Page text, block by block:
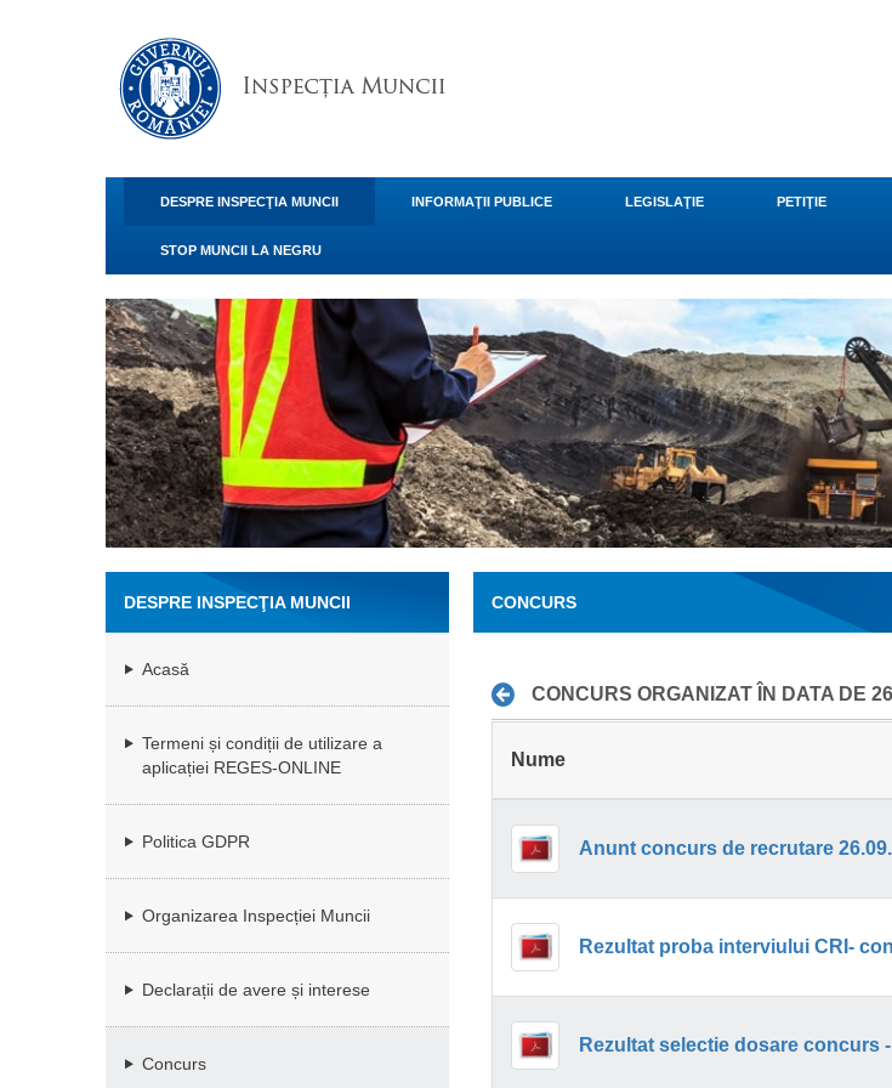
DESPRE INSPECŢIA MUNCII INFORMAŢII PUBLICE LEGISLAŢIE PETIŢIE
STOP MUNCII LA NEGRU
DESPRE INSPECŢIA MUNCII
Acasă
Termeni și condiții de utilizare a
aplicației REGES-ONLINE
Politica GDPR
Organizarea Inspecției Muncii
Declarații de avere și interese
Concurs
CONCURS
CONCURS ORGANIZAT ÎN DATA DE
Nume
Rezultat proba interviului CRI-
Rezultat selectie dosare concurs